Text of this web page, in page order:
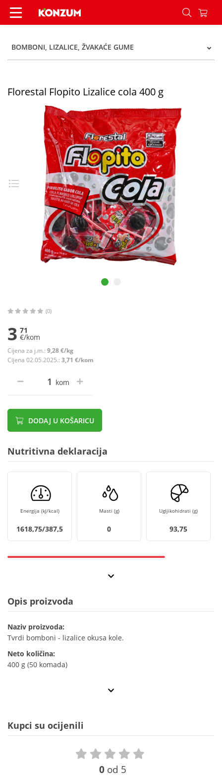
Florestal Flopito Lizalice cola 400 g - Konzum
BOMBONI, LIZALICE, ŽVAKAĆE GUME
Florestal Flopito Lizalice cola 400 g
(0)
3 71
€/kom
Cijena za j.m.: 9,28 €/kg
Cijena 02.05.2025.: 3,71 €/kom
kom
DODAJ U KOŠARICU
Nutritivna deklaracija
Energija (kJ/kcal)
1618,75/387,5
Masti (g)
0
Ugljikohidrati (g)
93,75
Opis proizvoda
Naziv proizvoda:
Tvrdi bomboni - lizalice okusa kole.
Neto količina:
400 g (50 komada)
Kupci su ocijenili
0 od 5